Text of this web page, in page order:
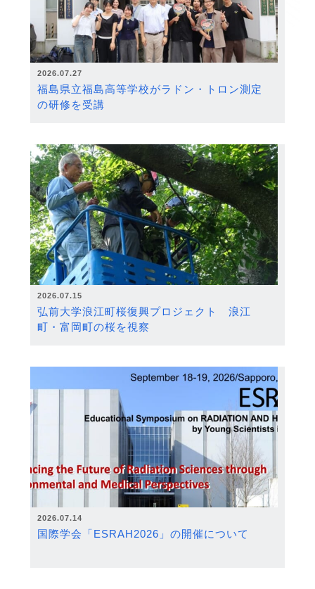
2026.07.27
福島県立福島高等学校がラドン・トロン測定
の研修を受講
2026.07.15
弘前大学浪江町桜復興プロジェクト 浪江
町・富岡町の桜を視察
2026.07.14
国際学会「ESRAH2026」の開催について